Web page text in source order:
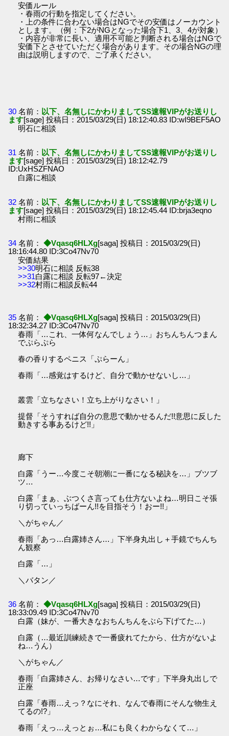
安価ルール
・春雨の行動を指定してください。
・上の条件に合わない場合はNGでその安価はノーカウント
とします。（例：下2がNGとなった場合下1、3、4が対象）
・内容が非常に長い、適用不可能と判断される場合はNGで
安価下とさせていただく場合があります。その場合NGの理
由は説明しますので、ご了承ください。
30 名前： 以下、名無しにかわりましてSS速報VIPがお送りし
ます[sage] 投稿日：2015/03/29(日) 18:12:40.83 ID:wI9BEF5AO
明石に相談
31 名前： 以下、名無しにかわりましてSS速報VIPがお送りし
ます[sage] 投稿日：2015/03/29(日) 18:12:42.79
ID:UxHSZFNAO
白露に相談
32 名前： 以下、名無しにかわりましてSS速報VIPがお送りし
ます[sage] 投稿日：2015/03/29(日) 18:12:45.44 ID:brja3eqno
村雨に相談
34 名前： ◆Vqasq6HLXg[saga] 投稿日：2015/03/29(日)
18:16:44.80 ID:3Co47Nv70
安価結果
>>30明石に相談 反転38
>>31白露に相談 反転97←決定
>>32村雨に相談反転44
35 名前： ◆Vqasq6HLXg[saga] 投稿日：2015/03/29(日)
18:32:34.27 ID:3Co47Nv70
春雨「…これ、一体何なんでしょう…」おちんちんつまん
でぷらぷら
春の香りするペニス「ぷらーん」
春雨「…感覚はするけど、自分で動かせないし…」
叢雲「立ちなさい！立ち上がりなさい！」
提督「そうすれば自分の意思で動かせるんだ!!意思に反した
動きする事あるけど!!」
廊下
白露「うー…今度こそ朝潮に一番になる秘訣を…」ブツブ
ツ…
白露「まぁ、ぶつくさ言っても仕方ないよね…明日こそ張
り切っていっちばーん!!を目指そう！おー!!」
＼がちゃん／
春雨「あっ…白露姉さん…」下半身丸出し＋手鏡でちんち
ん観察
白露「…」
＼バタン／
36 名前： ◆Vqasq6HLXg[saga] 投稿日：2015/03/29(日)
18:33:09.49 ID:3Co47Nv70
白露（妹が、一番大きなおちんちんをぶら下げてた…）
白露（…最近訓練続きで一番疲れてたから、仕方がないよ
ね…うん）
＼がちゃん／
春雨「白露姉さん、お帰りなさい…です」下半身丸出しで
正座
白露「春雨…えっ？なにそれ、なんで春雨にそんな物生え
てるの!?」
春雨「えっ…えっとぉ…私にも良くわからなくて…」